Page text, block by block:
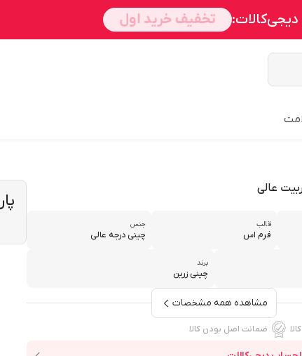
قالب
فرم اس
جنس
چینی درجه عالی
برند
چینی زرین
مشاهده همه مشخصات
ضمانت اصل بودن کالا